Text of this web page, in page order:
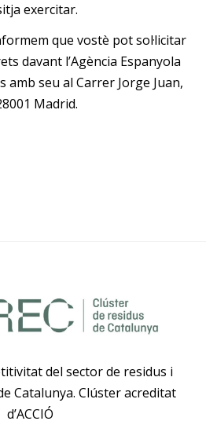
exercitar.
que vostè pot sol·licitar
davant l’Agència Espanyola
amb seu al Carrer Jorge Juan,
Madrid.
del sector de residus i
Catalunya. Clúster acreditat
d’ACCIÓ